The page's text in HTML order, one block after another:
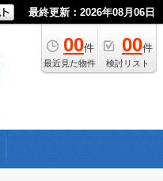
最終更新：2026年08月06日
00件
最近見た物件
00件
検討リスト